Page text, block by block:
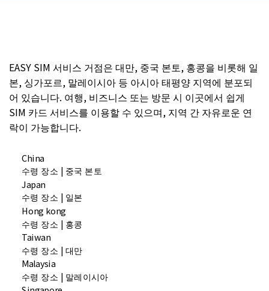
EASY SIM 서비스 거점은 대만, 중국 본토, 홍콩을 비롯해 일
본, 싱가포르, 말레이시아 등 아시아 태평양 지역에 분포되
어 있습니다. 여행, 비즈니스 또는 방문 시 이곳에서 쉽게
SIM 카드 서비스를 이용할 수 있으며, 지역 간 자유로운 연
락이 가능합니다.
China
수령 장소 | 중국 본토
Japan
수령 장소 | 일본
Hong kong
수령 장소 | 홍콩
Taiwan
수령 장소 | 대만
Malaysia
수령 장소 | 말레이시아